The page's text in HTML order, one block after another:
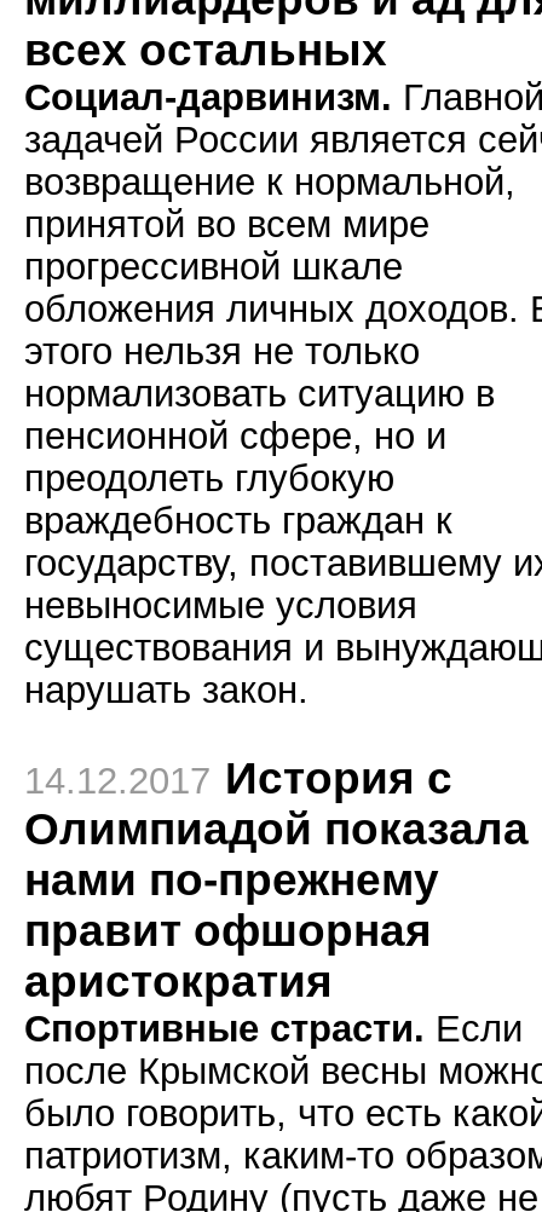
всех остальных
Социал-дарвинизм.
задачей России является
возвращение к нормальной,
принятой во всем мире
прогрессивной шкале
обложения личных доходов.
этого нельзя не только
нормализовать ситуацию в
пенсионной сфере, но и
преодолеть глубокую
враждебность граждан к
государству, поставившему
невыносимые условия
существования и
нарушать закон.
14.12.2017 История с
Олимпиадой показала
нами по-прежнему
правит офшорная
аристократия
Спортивные страсти. Если
после Крымской весны
было говорить, что есть
патриотизм, каким-то
любят Родину (пусть даже не